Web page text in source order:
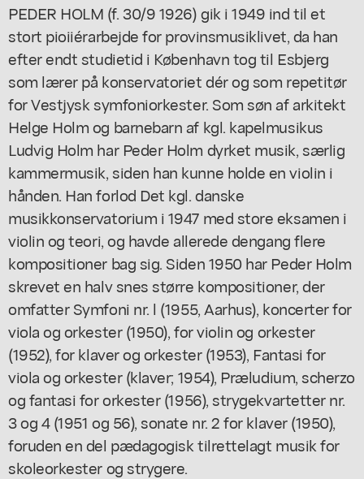
PEDER HOLM (f. 30/9 1926) gik i 1949 ind til et
stort pioiiérarbejde for provinsmusiklivet, da han
efter endt studietid i København tog til Esbjerg
som lærer på konservatoriet dér og som repetitør
for Vestjysk symfoniorkester. Som søn af arkitekt
Helge Holm og barnebarn af kgl. kapelmusikus
Ludvig Holm har Peder Holm dyrket musik, særlig
kammermusik, siden han kunne holde en violin i
hånden. Han forlod Det kgl. danske
musikkonservatorium i 1947 med store eksamen i
violin og teori, og havde allerede dengang flere
kompositioner bag sig. Siden 1950 har Peder Holm
skrevet en halv snes større kompositioner, der
omfatter Symfoni nr. l (1955, Aarhus), koncerter for
viola og orkester (1950), for violin og orkester
(1952), for klaver og orkester (1953), Fantasi for
viola og orkester (klaver; 1954), Præludium, scherzo
og fantasi for orkester (1956), strygekvartetter nr.
3 og 4 (1951 og 56), sonate nr. 2 for klaver (1950),
foruden en del pædagogisk tilrettelagt musik for
skoleorkester og strygere.